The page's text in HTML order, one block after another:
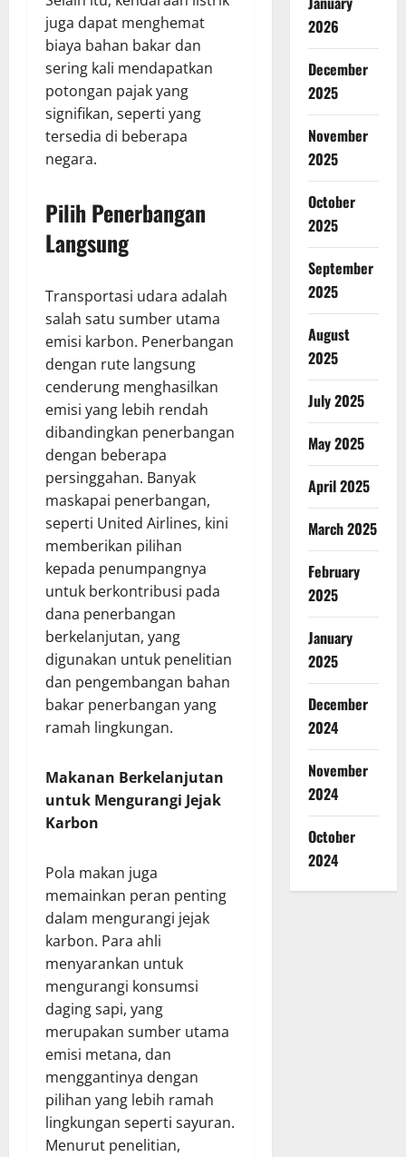
juga dapat menghemat
biaya bahan bakar dan
sering kali mendapatkan
potongan pajak yang
signifikan, seperti yang
tersedia di beberapa
negara.
Pilih Penerbangan
Langsung
Transportasi udara adalah
salah satu sumber utama
emisi karbon. Penerbangan
dengan rute langsung
cenderung menghasilkan
emisi yang lebih rendah
dibandingkan penerbangan
dengan beberapa
persinggahan. Banyak
maskapai penerbangan,
seperti United Airlines, kini
memberikan pilihan
kepada penumpangnya
untuk berkontribusi pada
dana penerbangan
berkelanjutan, yang
digunakan untuk penelitian
dan pengembangan bahan
bakar penerbangan yang
ramah lingkungan.
Makanan Berkelanjutan
untuk Mengurangi Jejak
Karbon
Pola makan juga
memainkan peran penting
dalam mengurangi jejak
karbon. Para ahli
menyarankan untuk
mengurangi konsumsi
daging sapi, yang
merupakan sumber utama
emisi metana, dan
menggantinya dengan
pilihan yang lebih ramah
lingkungan seperti sayuran.
Menurut penelitian,
2026
December
2025
November
2025
October
2025
September
2025
August
2025
July 2025
May 2025
April 2025
March 2025
February
2025
January
2025
December
2024
November
2024
October
2024